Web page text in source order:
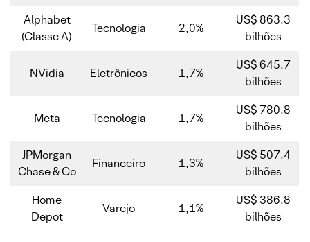
Alphabet
(Classe A)
Tecnologia 2,0%
US$ 863.3
bilhões
NVidia Eletrônicos 1,7%
US$ 645.7
bilhões
Meta Tecnologia 1,7%
US$ 780.8
bilhões
JPMorgan
Chase & Co
Financeiro 1,3%
US$ 507.4
bilhões
Home
Depot
Varejo 1,1%
US$ 386.8
bilhões